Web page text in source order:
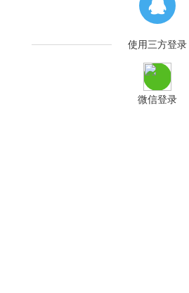
使用三方登录
微信登录